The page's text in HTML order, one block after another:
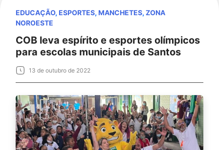
EDUCAÇÃO, ESPORTES, MANCHETES, ZONA
NOROESTE
COB leva espírito e esportes olímpicos
para escolas municipais de Santos
13 de outubro de 2022